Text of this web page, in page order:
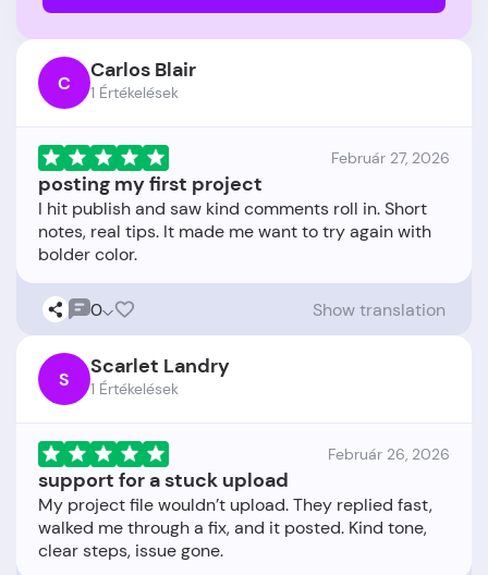
C Carlos Blair
1 Értékelések
Február 27, 2026
posting my first project
I hit publish and saw kind comments roll in. Short
notes, real tips. It made me want to try again with
0 Show translation
S Scarlet Landry
1 Értékelések
Február 26, 2026
support for a stuck upload
My project file wouldn’t upload. They replied fast,
walked me through a fix, and it posted. Kind tone,